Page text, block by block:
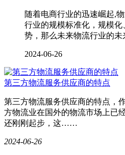
随着电商行业的迅速崛起,
行业的规模标准化，规模
势，那么未来物流行业的
2024-06-26
第三方物流服务供应商的特点
第三方物流服务供应商的特点，
方物流业在国外的物流市场上已
还刚刚起步，这……
2024-06-26